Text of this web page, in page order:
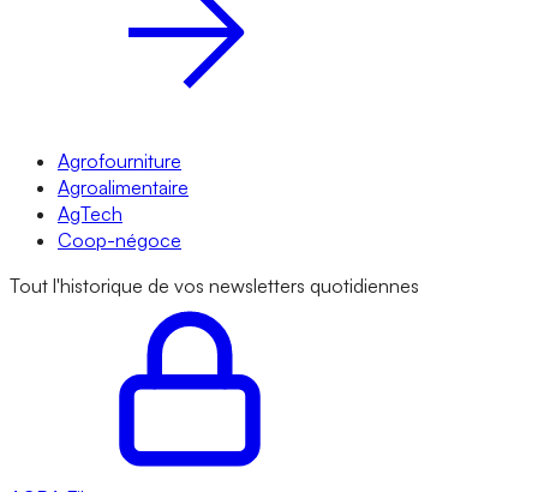
Agrofourniture
Agroalimentaire
AgTech
Coop-négoce
Tout l'historique de vos newsletters quotidiennes